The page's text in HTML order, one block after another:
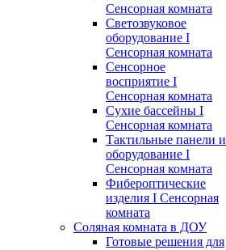
Сенсорная комната
Светозвуковое
оборудование I
Сенсорная комната
Сенсорное
восприятие I
Сенсорная комната
Сухие бассейны I
Сенсорная комната
Тактильные панели и
оборудование I
Сенсорная комната
Фибероптические
изделия I Сенсорная
комната
Соляная комната в ДОУ
Готовые решения для